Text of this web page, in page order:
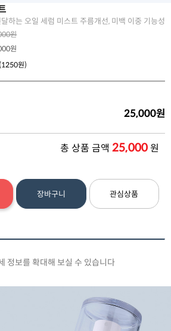
하는 오일 세럼 미스트 주름개선, 미백 이중 기능성
원
원
원)
25,000원
총 상품 금액 25,000원
장바구니 관심상품
정보를 확대해 보실 수 있습니다